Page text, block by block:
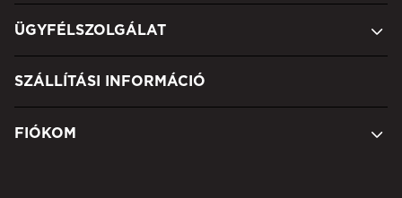
ÜGYFÉLSZOLGÁLAT
SZÁLLÍTÁSI INFORMÁCIÓ
FIÓKOM